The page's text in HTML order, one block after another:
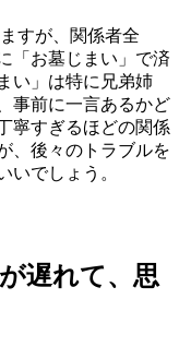
すが、関係者全
「お墓じまい」で済
い」は特に兄弟姉
事前に一言あるかど
寧すぎるほどの関係
、後々のトラブルを
いでしょう。
遅れて、思